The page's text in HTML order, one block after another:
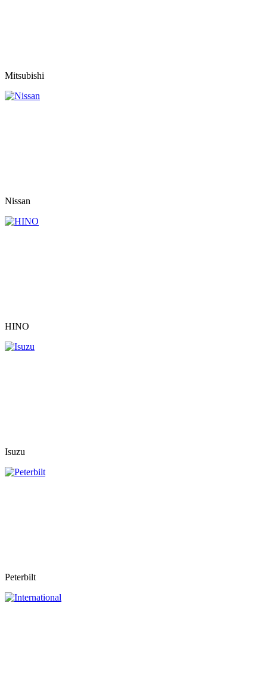
Mitsubishi
Nissan
HINO
Isuzu
Peterbilt